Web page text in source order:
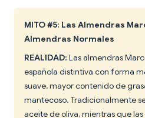
MITO #5: Las Almendras
Almendras Normales
REALIDAD: Las almendras
española distintiva con forma
suave, mayor contenido de
mantecoso. Tradicionalmente
aceite de oliva, mientras que